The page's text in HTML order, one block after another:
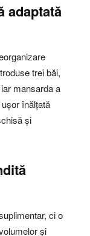
adaptată
trei băi,
mansarda a
înălțată
și
ci o
și